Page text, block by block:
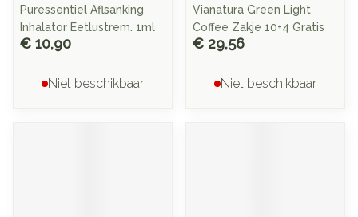
Puressentiel Aflsanking
Inhalator Eetlustrem. 1ml
€ 10,90
Niet beschikbaar
Vianatura Green Light
Coffee Zakje 10+4 Gratis
€ 29,56
Niet beschikbaar